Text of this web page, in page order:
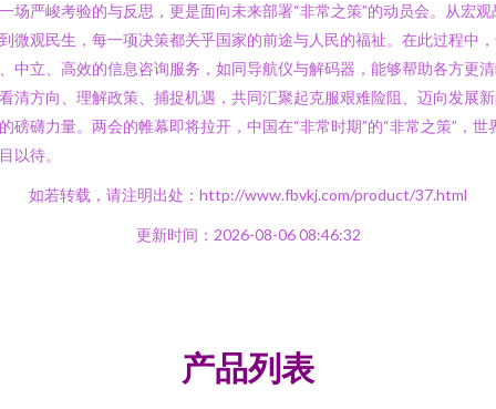
场严峻考验的与反思，更是面向未来部署“非常之策”的动员会。从宏观
微观民生，每一项决策都关乎国家的前途与人民的福祉。在此过程中
中立、高效的信息咨询服务，如同导航仪与解码器，能够帮助各方更
清方向、理解政策、捕捉机遇，共同汇聚起克服艰难险阻、迈向发展
磅礴力量。两会的帷幕即将拉开，中国在“非常时期”的“非常之策”，世
以待。
如若转载，请注明出处：http://www.fbvkj.com/product/37.html
更新时间：2026-08-06 08:46:32
产品列表